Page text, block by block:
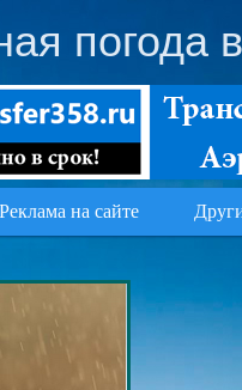
погода
Реклама на сайте